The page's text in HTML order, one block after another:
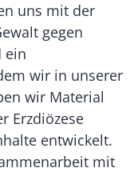
uns mit der
gegen
ein
wir in unserer
wir Material
Erzdiözese
entwickelt.
mit